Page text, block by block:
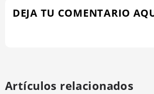
DEJA TU COMENTARIO
Artículos relacionados